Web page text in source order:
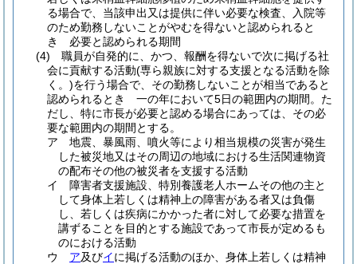
る場合で、当該申出又は提供に伴い必要な検査、入院等
のため勤務しないことがやむを得ないと認められると
き 必要と認められる期間
(4)
職員が自発的に、かつ、報酬を得ないで次に掲げる社
会に貢献する活動(専ら親族に対する支援となる活動を除
く。)を行う場合で、その勤務しないことが相当であると
認められるとき 一の年において5日の範囲内の期間。 た
だし、特に市長が必要と認める場合にあっては、その必
要な範囲内の期間とする。
ア
地震、暴風雨、噴火等により相当規模の災害が発生
した被災地又はその周辺の地域における生活関連物資
の配布その他の被災者を支援する活動
イ
障害者支援施設、特別養護老人ホームその他の主と
して身体上若しくは精神上の障害がある者又は負傷
し、若しくは疾病にかかった者に対して必要な措置を
講ずることを目的とする施設であって市長が定めるも
のにおける活動
ウ
ア及びイに掲げる活動のほか、身体上若しくは精神